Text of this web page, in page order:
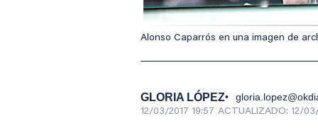
Alonso Caparrós en una imagen de
GLORIA LÓPEZ
12/03/2017 19:57 ACTUALIZADO: 12/